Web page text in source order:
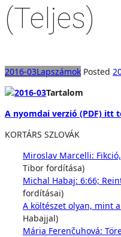
(Teljes)
2016-03Lapszámok Posted
Tartalom
A nyomdai verzió (PDF) itt
KORTÁRS SZLOVÁK
Miroslav Marcelli:
Tibor fordítása)
Michal Habaj: 6:66;
fordításai)
A költészet olyan, mint
Habajjal)
Mária Ferenčuhová: